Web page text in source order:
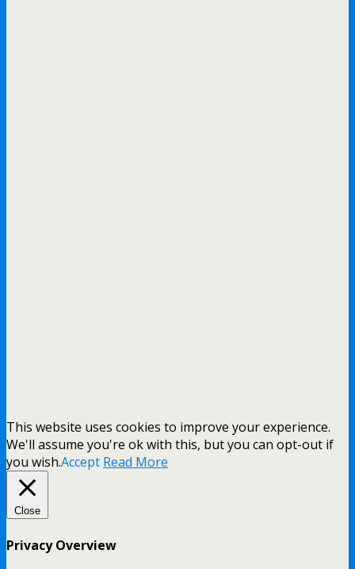
This website uses cookies to improve your experience.
We'll assume you're ok with this, but you can opt-out if
you wish.Accept Read More
Close
Privacy Overview